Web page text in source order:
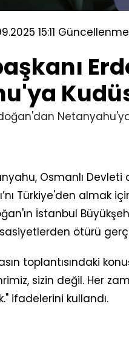
15:11
Osmanlı
Türkiye'den almak
İstanbul
ötürü
toplantısındaki
sizin değil. Her
ifadelerini kullandı.